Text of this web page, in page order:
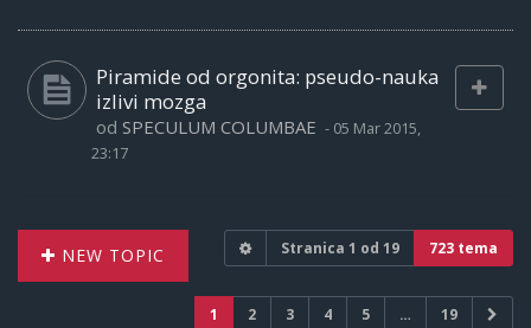
Piramide od orgonita: pseudo-nauka
izlivi mozga
od SPECULUM COLUMBAE - 05 Mar 2015,
23:17
NEW TOPIC Stranica 1 od 19 723 tema
1 2 3 4 5 … 19